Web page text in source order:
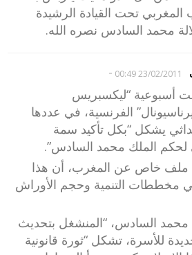
تحت القيادة الرشيدة
محمد السادس نصره الله.
23/02/2011 00:49
-
أسبوعية “ليكسبريس
الفرنسية، في عددها
يشكل “بكل تأكيد سمة
لحكم الملك محمد السادس”.
ملف خاص عن المغرب، أن هذا
مخططات التنمية وحجم الأوراش
السادس، “المنشغل بتحديث
للأسرة، تشكل “ثورة قانونية